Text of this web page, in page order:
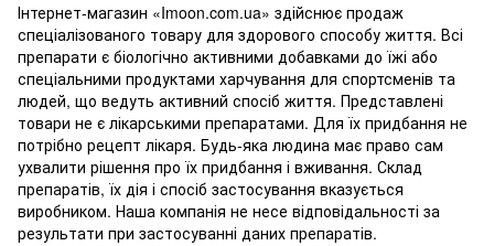
Інтернет-магазин «Imoon.com.ua» здійснює продаж
спеціалізованого товару для здорового способу життя. Всі
препарати є біологічно активними добавками до їжі або
спеціальними продуктами харчування для спортсменів та
людей, що ведуть активний спосіб життя. Представлені
товари не є лікарськими препаратами. Для їх придбання не
потрібно рецепт лікаря. Будь-яка людина має право сам
ухвалити рішення про їх придбання і вживання. Склад
препаратів, їх дія і спосіб застосування вказується
виробником. Наша компанія не несе відповідальності за
результати при застосуванні даних препаратів.